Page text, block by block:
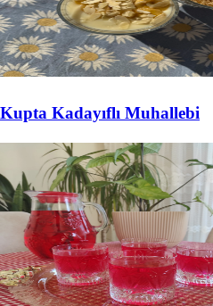
Kupta Kadayıflı Muhallebi